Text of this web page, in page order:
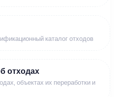
каталог отходов
отходах
объектах их переработки и